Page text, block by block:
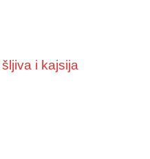
i kajsija